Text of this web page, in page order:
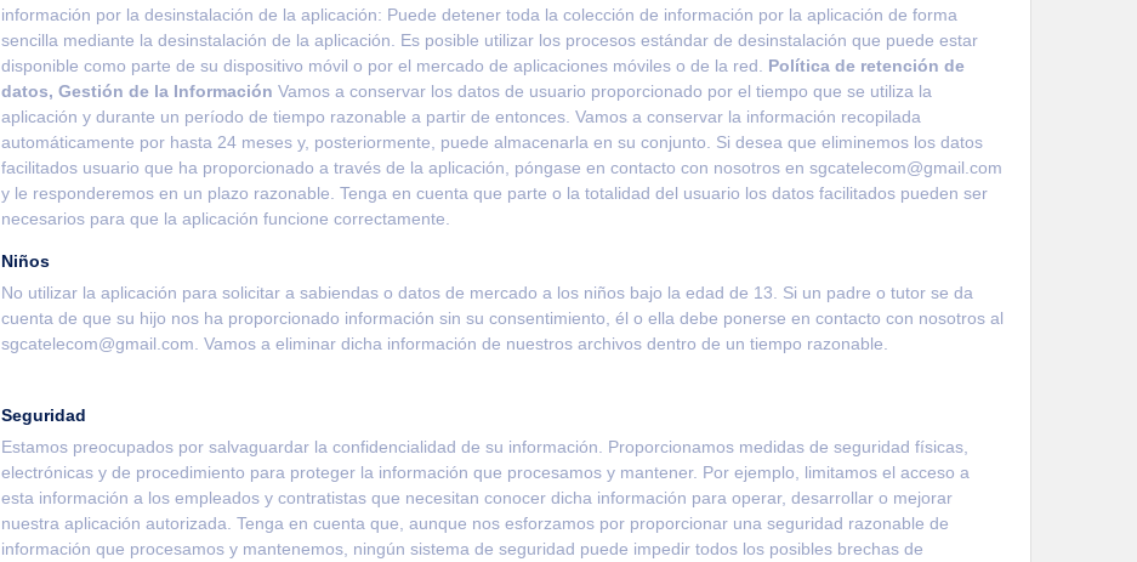
información por la desinstalación de la aplicación: Puede detener toda la colección de información por la aplicación de forma
sencilla mediante la desinstalación de la aplicación. Es posible utilizar los procesos estándar de desinstalación que puede estar
disponible como parte de su dispositivo móvil o por el mercado de aplicaciones móviles o de la red. Política de retención de
datos, Gestión de la Información Vamos a conservar los datos de usuario proporcionado por el tiempo que se utiliza la
aplicación y durante un período de tiempo razonable a partir de entonces. Vamos a conservar la información recopilada
automáticamente por hasta 24 meses y, posteriormente, puede almacenarla en su conjunto. Si desea que eliminemos los datos
facilitados usuario que ha proporcionado a través de la aplicación, póngase en contacto con nosotros en sgcatelecom@gmail.com
y le responderemos en un plazo razonable. Tenga en cuenta que parte o la totalidad del usuario los datos facilitados pueden ser
necesarios para que la aplicación funcione correctamente.
Niños
No utilizar la aplicación para solicitar a sabiendas o datos de mercado a los niños bajo la edad de 13. Si un padre o tutor se da
cuenta de que su hijo nos ha proporcionado información sin su consentimiento, él o ella debe ponerse en contacto con nosotros al
sgcatelecom@gmail.com. Vamos a eliminar dicha información de nuestros archivos dentro de un tiempo razonable.
Seguridad
Estamos preocupados por salvaguardar la confidencialidad de su información. Proporcionamos medidas de seguridad físicas,
electrónicas y de procedimiento para proteger la información que procesamos y mantener. Por ejemplo, limitamos el acceso a
esta información a los empleados y contratistas que necesitan conocer dicha información para operar, desarrollar o mejorar
nuestra aplicación autorizada. Tenga en cuenta que, aunque nos esforzamos por proporcionar una seguridad razonable de
información que procesamos y mantenemos, ningún sistema de seguridad puede impedir todos los posibles brechas de